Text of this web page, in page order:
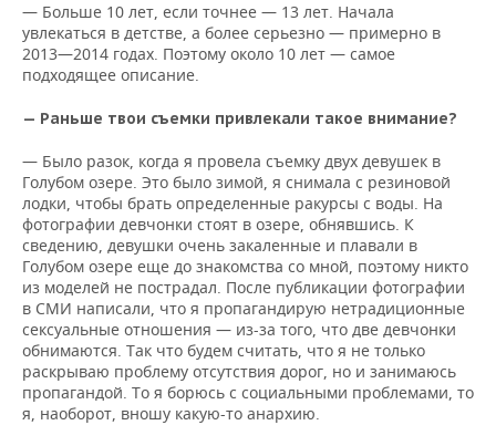
— Больше 10 лет, если точнее — 13 лет. Начала
увлекаться в детстве, а более серьезно — примерно в
2013—2014 годах. Поэтому около 10 лет — самое
подходящее описание.
— Раньше твои съемки привлекали такое внимание?
— Было разок, когда я провела съемку двух девушек в
Голубом озере. Это было зимой, я снимала с резиновой
лодки, чтобы брать определенные ракурсы с воды. На
фотографии девчонки стоят в озере, обнявшись. К
сведению, девушки очень закаленные и плавали в
Голубом озере еще до знакомства со мной, поэтому никто
из моделей не пострадал. После публикации фотографии
в СМИ написали, что я пропагандирую нетрадиционные
сексуальные отношения — из-за того, что две девчонки
обнимаются. Так что будем считать, что я не только
раскрываю проблему отсутствия дорог, но и занимаюсь
пропагандой. То я борюсь с социальными проблемами, то
я, наоборот, вношу какую-то анархию.